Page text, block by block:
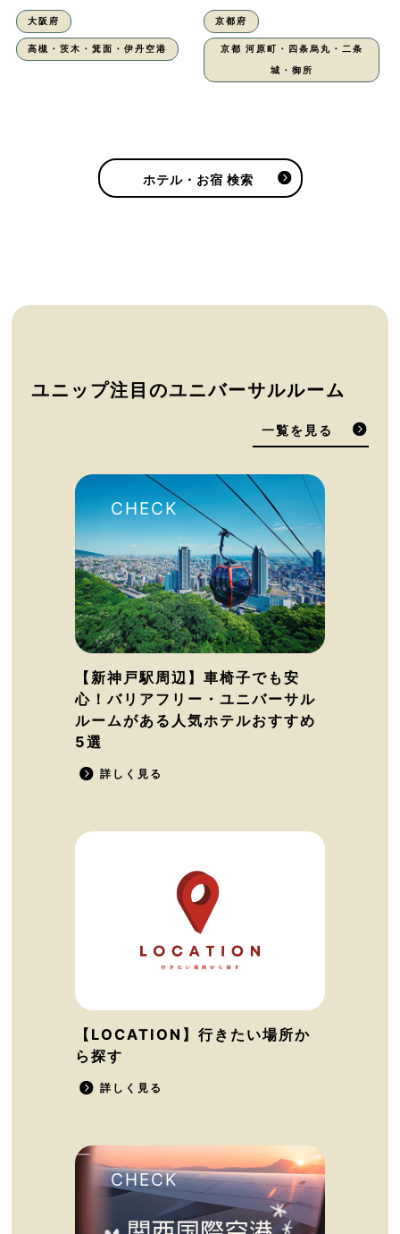
大阪府
高槻・茨木・箕面・伊丹空港
京都府
京都 河原町・四条烏丸・二条
城・御所
ホテル・お宿 検索
ユニップ注目のユニバーサルルーム
一覧を見る
【新神戸駅周辺】車椅子でも安
心！バリアフリー・ユニバーサル
ルームがある人気ホテルおすすめ
5選
詳しく見る
【LOCATION】行きたい場所か
ら探す
詳しく見る